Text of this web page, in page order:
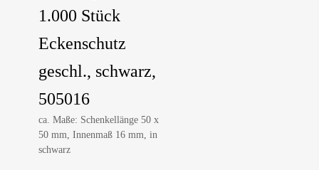
1.000 Stück
Eckenschutz
geschl., schwarz,
505016
ca. Maße: Schenkellänge 50 x
50 mm, Innenmaß 16 mm, in
schwarz